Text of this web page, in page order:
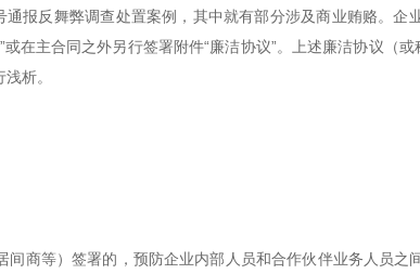
通报反舞弊调查处置案例，其中就有部分涉及商业贿赂。企
在主合同之外另行签署附件“廉洁协议”。上述廉洁协议（或
析。
间商等）签署的，预防企业内部人员和合作伙伴业务人员之